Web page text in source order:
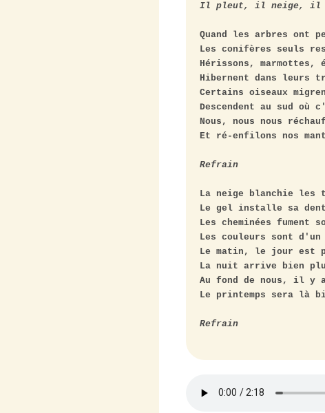
Il pleut, il neige, il
Quand les arbres ont
Les conifères seuls
Hérissons, marmottes,
Hibernent dans leurs
Certains oiseaux
Descendent au sud où
Nous, nous nous
Et ré-enfilons nos
Refrain
La neige blanchie les
Le gel installe sa
Les cheminées fument
Les couleurs sont d'un
Le matin, le jour est
La nuit arrive bien
Au fond de nous, il y
Le printemps sera là
Refrain